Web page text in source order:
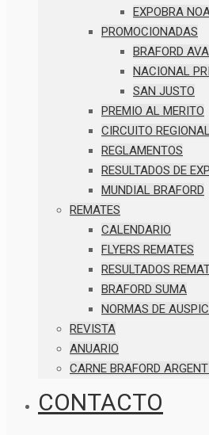
EXPOBRA
PROMOCIONADAS
BRAFORD
NACIONAL
SAN JUSTO
PREMIO AL MERITO
CIRCUITO
REGLAMENTOS
RESULTADOS DE
MUNDIAL BRAFORD
REMATES
CALENDARIO
FLYERS REMATES
RESULTADOS
BRAFORD SUMA
NORMAS DE
REVISTA
ANUARIO
CARNE BRAFORD
CONTACTO